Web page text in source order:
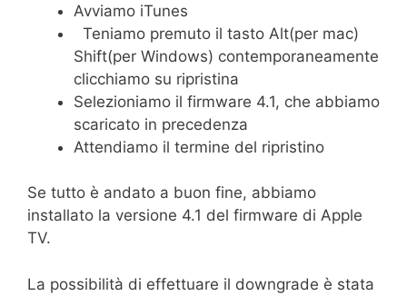
Avviamo iTunes
Teniamo premuto il tasto Alt(per mac)
Shift(per Windows) contemporaneamente
clicchiamo su ripristina
Selezioniamo il firmware 4.1, che abbiamo
scaricato in precedenza
Attendiamo il termine del ripristino
Se tutto è andato a buon fine, abbiamo
installato la versione 4.1 del firmware di Apple
TV.
La possibilità di effettuare il downgrade è stata